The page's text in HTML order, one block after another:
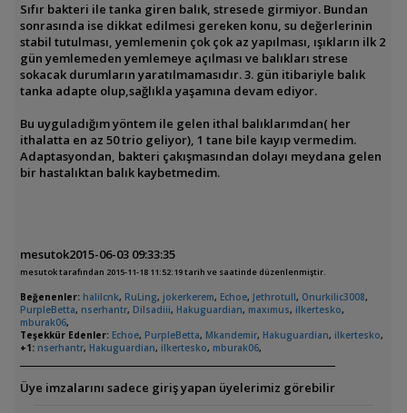
Sıfır bakteri ile tanka giren balık, stresede girmiyor. Bundan
sonrasında ise dikkat edilmesi gereken konu, su değerlerinin
stabil tutulması, yemlemenin çok çok az yapılması, ışıkların ilk 2
gün yemlemeden yemlemeye açılması ve balıkları strese
sokacak durumların yaratılmamasıdır. 3. gün itibariyle balık
tanka adapte olup,sağlıkla yaşamına devam ediyor.
Bu uyguladığım yöntem ile gelen ithal balıklarımdan( her
ithalatta en az 50 trio geliyor), 1 tane bile kayıp vermedim.
Adaptasyondan, bakteri çakışmasından dolayı meydana gelen
bir hastalıktan balık kaybetmedim.
mesutok2015-06-03 09:33:35
mesutok tarafından 2015-11-18 11:52:19 tarih ve saatinde düzenlenmiştir.
Beğenenler: halilcnk, RuLing, jokerkerem, Echoe, Jethrotull, Onurkilic3008,
PurpleBetta, nserhantr, Dilsadiii, Hakuguardian, maxımus, ilkertesko,
mburak06,
Teşekkür Edenler: Echoe, PurpleBetta, Mkandemir, Hakuguardian, ilkertesko,
+1: nserhantr, Hakuguardian, ilkertesko, mburak06,
Üye imzalarını sadece giriş yapan üyelerimiz görebilir